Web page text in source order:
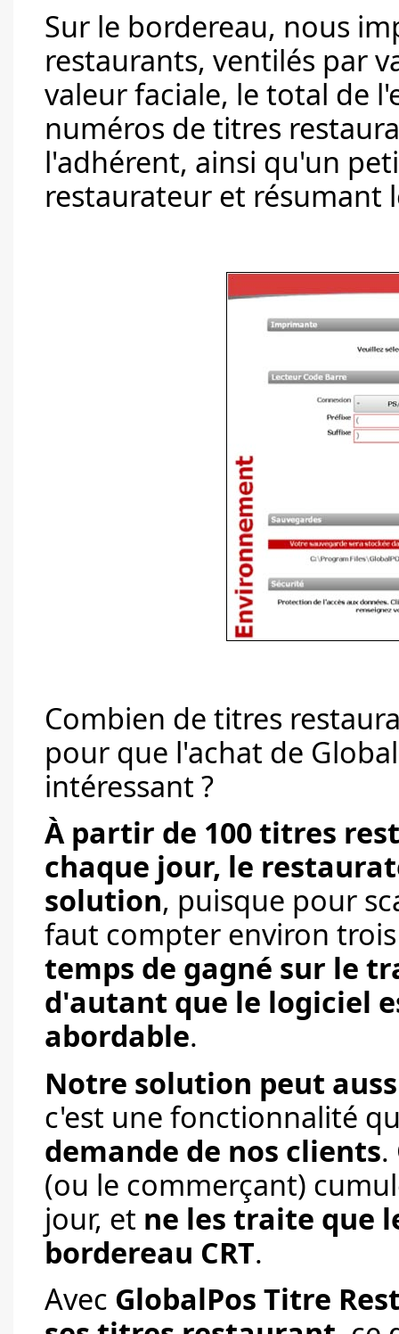
Sur le bordereau, nous
restaurants, ventilés par
valeur faciale, le total de
numéros de titres
l'adhérent, ainsi qu'un
restaurateur et résumant
Combien de titres
pour que l'achat de
intéressant ?
À partir de 100 titres
chaque jour, le
solution, puisque pour
faut compter environ
temps de gagné sur le
d'autant que le logiciel
abordable.
Notre solution peut
c'est une fonctionnalité
demande de nos clients.
(ou le commerçant)
jour, et ne les traite que
bordereau CRT.
Avec GlobalPos Titre